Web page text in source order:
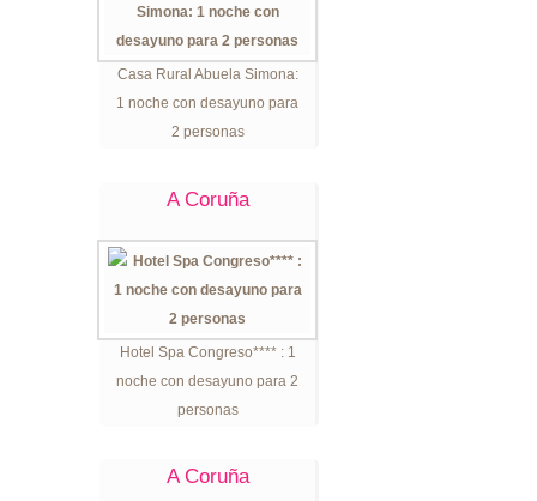
Casa Rural Abuela Simona:
1 noche con desayuno para
2 personas
A Coruña
Hotel Spa Congreso**** : 1
noche con desayuno para 2
personas
A Coruña